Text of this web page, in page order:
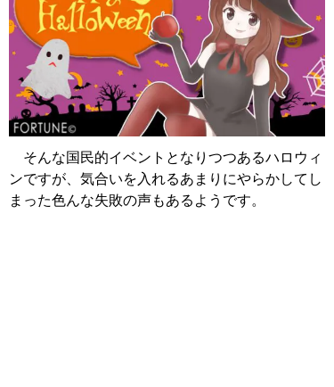
そんな国民的イベントとなりつつあるハロウィ
ンですが、気合いを入れるあまりにやらかしてし
まった色んな失敗の声もあるようです。